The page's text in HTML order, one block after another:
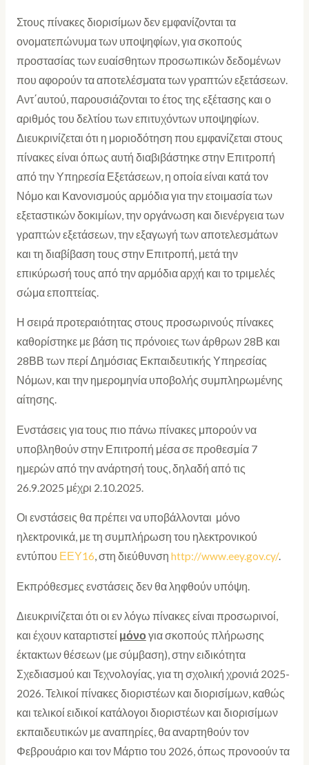
Στους πίνακες διορισίμων δεν εμφανίζονται τα
ονοματεπώνυμα των υποψηφίων, για σκοπούς
προστασίας των ευαίσθητων προσωπικών δεδομένων
που αφορούν τα αποτελέσματα των γραπτών εξετάσεων.
Αντ΄αυτού, παρουσιάζονται το έτος της εξέτασης και ο
αριθμός του δελτίου των επιτυχόντων υποψηφίων.
Διευκρινίζεται ότι η μοριοδότηση που εμφανίζεται στους
πίνακες είναι όπως αυτή διαβιβάστηκε στην Επιτροπή
από την Υπηρεσία Εξετάσεων, η οποία είναι κατά τον
Νόμο και Κανονισμούς αρμόδια για την ετοιμασία των
εξεταστικών δοκιμίων, την οργάνωση και διενέργεια των
γραπτών εξετάσεων, την εξαγωγή των αποτελεσμάτων
και τη διαβίβαση τους στην Επιτροπή, μετά την
επικύρωσή τους από την αρμόδια αρχή και το τριμελές
σώμα εποπτείας.
Η σειρά προτεραιότητας στους προσωρινούς πίνακες
καθορίστηκε με βάση τις πρόνοιες των άρθρων 28Β και
28ΒΒ των περί Δημόσιας Εκπαιδευτικής Υπηρεσίας
Νόμων, και την ημερομηνία υποβολής συμπληρωμένης
αίτησης.
Ενστάσεις για τους πιο πάνω πίνακες μπορούν να
υποβληθούν στην Επιτροπή μέσα σε προθεσμία 7
ημερών από την ανάρτησή τους, δηλαδή από τις
26.9.2025 μέχρι 2.10.2025.
Οι ενστάσεις θα πρέπει να υποβάλλονται μόνο
ηλεκτρονικά, με τη συμπλήρωση του ηλεκτρονικού
εντύπου ΕΕΥ16, στη διεύθυνση http://www.eey.gov.cy/.
Εκπρόθεσμες ενστάσεις δεν θα ληφθούν υπόψη.
Διευκρινίζεται ότι οι εν λόγω πίνακες είναι προσωρινοί,
και έχουν καταρτιστεί μόνο για σκοπούς πλήρωσης
έκτακτων θέσεων (με σύμβαση), στην ειδικότητα
Σχεδιασμού και Τεχνολογίας, για τη σχολική χρονιά 2025-
2026. Τελικοί πίνακες διοριστέων και διορισίμων, καθώς
και τελικοί ειδικοί κατάλογοι διοριστέων και διορισίμων
εκπαιδευτικών με αναπηρίες, θα αναρτηθούν τον
Φεβρουάριο και τον Μάρτιο του 2026, όπως προνοούν τα